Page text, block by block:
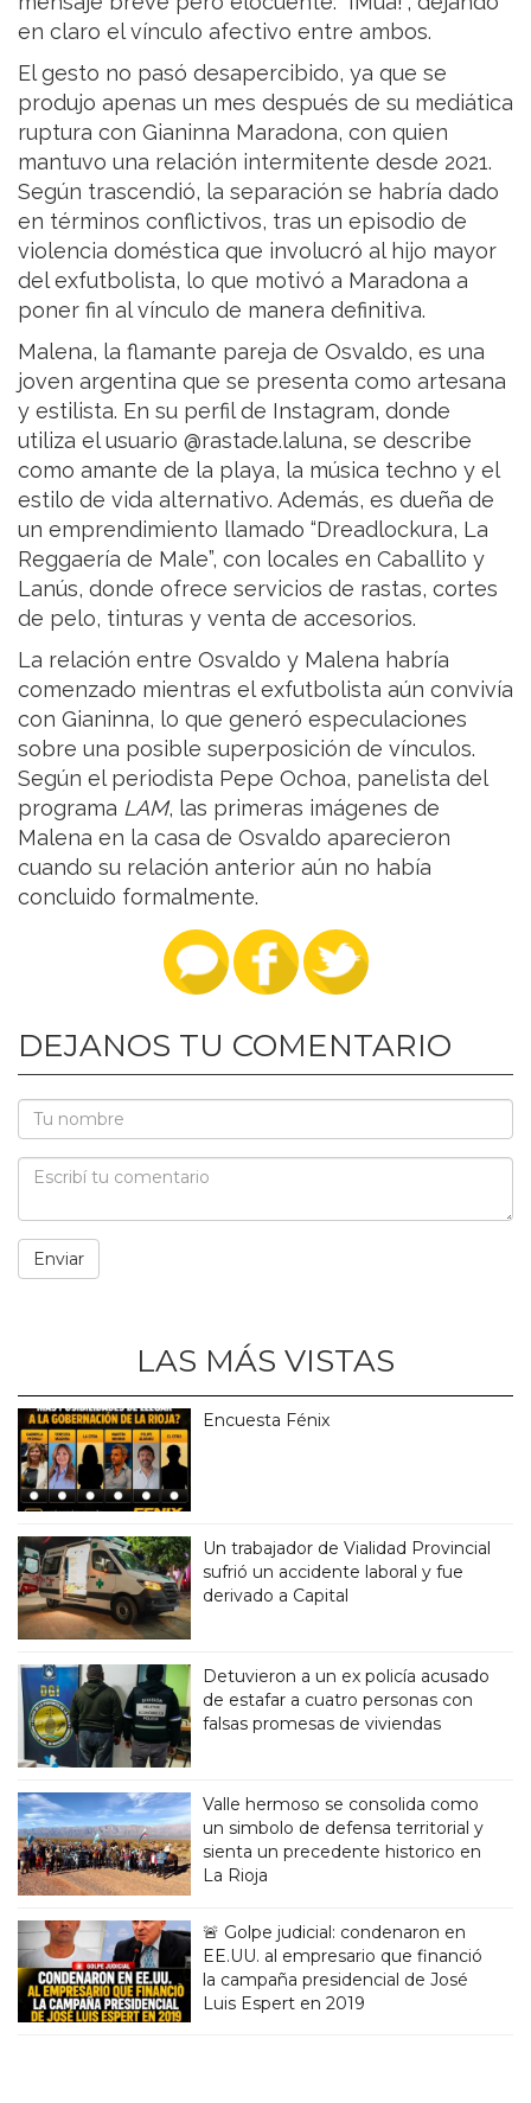
en claro el vínculo afectivo entre ambos.
El gesto no pasó desapercibido, ya que se
produjo apenas un mes después de su mediática
ruptura con Gianinna Maradona, con quien
mantuvo una relación intermitente desde 2021.
Según trascendió, la separación se habría dado
en términos conflictivos, tras un episodio de
violencia doméstica que involucró al hijo mayor
del exfutbolista, lo que motivó a Maradona a
poner fin al vínculo de manera definitiva.
Malena, la flamante pareja de Osvaldo, es una
joven argentina que se presenta como artesana
y estilista. En su perfil de Instagram, donde
utiliza el usuario @rastade.laluna, se describe
como amante de la playa, la música techno y el
estilo de vida alternativo. Además, es dueña de
un emprendimiento llamado “Dreadlockura, La
Reggaería de Male”, con locales en Caballito y
Lanús, donde ofrece servicios de rastas, cortes
de pelo, tinturas y venta de accesorios.
La relación entre Osvaldo y Malena habría
comenzado mientras el exfutbolista aún convivía
con Gianinna, lo que generó especulaciones
sobre una posible superposición de vínculos.
Según el periodista Pepe Ochoa, panelista del
programa LAM, las primeras imágenes de
Malena en la casa de Osvaldo aparecieron
cuando su relación anterior aún no había
concluido formalmente.
DEJANOS TU COMENTARIO
LAS MÁS VISTAS
Encuesta Fénix
Un trabajador de Vialidad Provincial
sufrió un accidente laboral y fue
derivado a Capital
Detuvieron a un ex policía acusado
de estafar a cuatro personas con
falsas promesas de viviendas
Valle hermoso se consolida como
un simbolo de defensa territorial y
sienta un precedente historico en
La Rioja
🚨 Golpe judicial: condenaron en
EE.UU. al empresario que financió
la campaña presidencial de José
Luis Espert en 2019